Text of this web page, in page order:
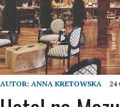
AUTOR: ANNA KRETOWSKA 24